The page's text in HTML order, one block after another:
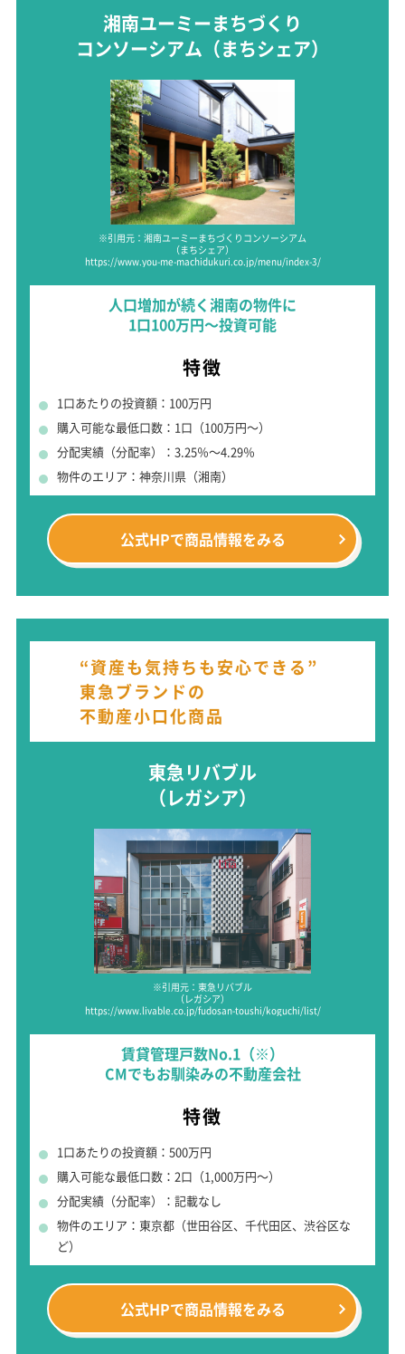
湘南ユーミーまちづくり
コンソーシアム （まちシェア）
※引用元：湘南ユーミーまちづくりコンソーシアム
（まちシェア）
https://www.you-me-machidukuri.co.jp/menu/index-3/
人口増加が続く湘南の物件に
1口100万円～投資可能
特徴
1口あたりの投資額：100万円
購入可能な最低口数：1口（100万円～）
分配実績（分配率）：3.25％～4.29％
物件のエリア：神奈川県（湘南）
公式HPで商品情報をみる
“資産も気持ちも安心できる”
東急ブランドの
不動産小口化商品
東急リバブル
（レガシア）
※引用元：東急リバブル
（レガシア）
https://www.livable.co.jp/fudosan-toushi/koguchi/list/
賃貸管理戸数No.1（※）
CMでもお馴染みの不動産会社
特徴
1口あたりの投資額：500万円
購入可能な最低口数：2口（1,000万円～）
分配実績（分配率）：記載なし
物件のエリア：東京都（世田谷区、千代田区、渋谷区な
ど）
公式HPで商品情報をみる